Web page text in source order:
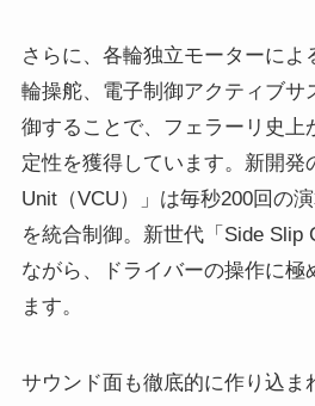
さらに、各輪独立モーターによ
輪操舵、電子制御アクティブサ
御することで、フェラーリ史上
定性を獲得しています。新開発
Unit（VCU）」は毎秒200回の
を統合制御。新世代「Side Slip
ながら、ドライバーの操作に極
ます。
サウンド面も徹底的に作り込ま